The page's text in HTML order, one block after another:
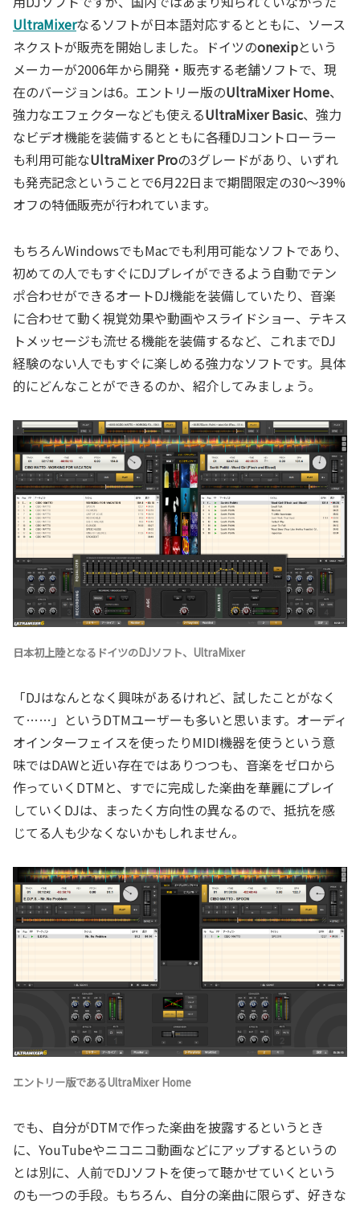
UltraMixerなるソフトが日本語対応するとともに、ソース
ネクストが販売を開始しました。ドイツのonexipという
メーカーが2006年から開発・販売する老舗ソフトで、現
在のバージョンは6。エントリー版のUltraMixer Home、
強力なエフェクターなども使えるUltraMixer Basic、強力
なビデオ機能を装備するとともに各種DJコントローラー
も利用可能なUltraMixer Proの3グレードがあり、いずれ
も発売記念ということで6月22日まで期間限定の30～39%
オフの特価販売が行われています。
もちろんWindowsでもMacでも利用可能なソフトであり、
初めての人でもすぐにDJプレイができるよう自動でテン
ポ合わせができるオートDJ機能を装備していたり、音楽
に合わせて動く視覚効果や動画やスライドショー、テキス
トメッセージも流せる機能を装備するなど、これまでDJ
経験のない人でもすぐに楽しめる強力なソフトです。具体
的にどんなことができるのか、紹介してみましょう。
日本初上陸となるドイツのDJソフト、UltraMixer
「DJはなんとなく興味があるけれど、試したことがなく
て……」というDTMユーザーも多いと思います。オーディ
オインターフェイスを使ったりMIDI機器を使うという意
味ではDAWと近い存在ではありつつも、音楽をゼロから
作っていくDTMと、すでに完成した楽曲を華麗にプレイ
していくDJは、まったく方向性の異なるので、抵抗を感
じてる人も少なくないかもしれません。
エントリー版であるUltraMixer Home
でも、自分がDTMで作った楽曲を披露するというとき
に、YouTubeやニコニコ動画などにアップするというの
とは別に、人前でDJソフトを使って聴かせていくという
のも一つの手段。もちろん、自分の楽曲に限らず、好きな